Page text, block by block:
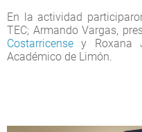
En la actividad
TEC; Armando Vargas,
Costarricense y Roxana
Académico de Limón.